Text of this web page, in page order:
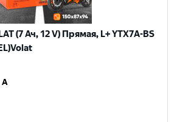
(7 Ач, 12 V) Прямая, L+ YTX7A-BS
A